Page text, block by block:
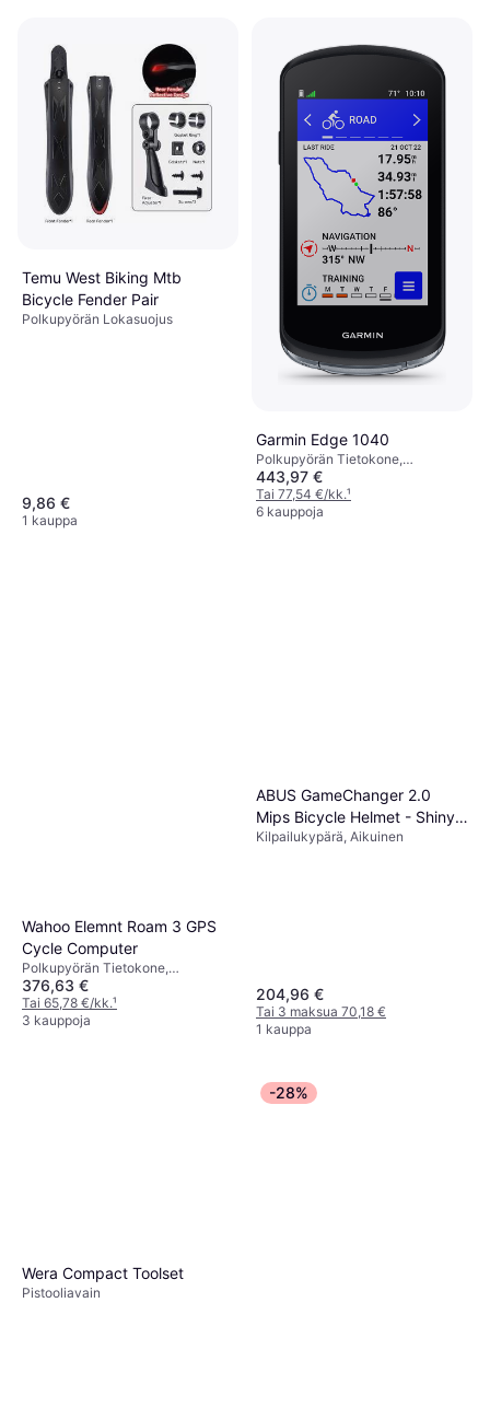
Temu West Biking Mtb
Bicycle Fender Pair
Polkupyörän Lokasuojus
9,86 €
1 kauppa
Garmin Edge 1040
Polkupyörän Tietokone,
Värinäyttö, Kosketusnäyttö,
Langaton, ANT+
443,97 €
Tai 77,54 €/kk.¹
6 kauppoja
Wahoo Elemnt Roam 3 GPS
Cycle Computer
Polkupyörän Tietokone,
Värinäyttö, Kosketusnäyttö, ANT+
376,63 €
Tai 65,78 €/kk.¹
3 kauppoja
ABUS GameChanger 2.0
Mips Bicycle Helmet - Shiny
White
Kilpailukypärä, Aikuinen
204,96 €
Tai 3 maksua 70,18 €
1 kauppa
Wera Compact Toolset
Pistooliavain
-28%